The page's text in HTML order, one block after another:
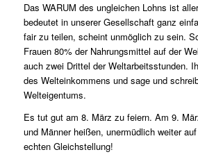
Das WARUM des ungleichen Lohns ist
bedeutet in unserer Gesellschaft ganz
fair zu teilen, scheint unmöglich zu sein.
Frauen 80% der Nahrungsmittel auf der
auch zwei Drittel der Weltarbeitsstunden.
des Welteinkommens und sage und
Welteigentums.
Es tut gut am 8. März zu feiern. Am 9.
und Männer heißen, unermüdlich weiter
echten Gleichstellung!